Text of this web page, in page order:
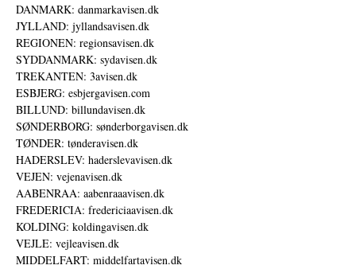
DANMARK: danmarkavisen.dk
JYLLAND: jyllandsavisen.dk
REGIONEN: regionsavisen.dk
SYDDANMARK: sydavisen.dk
TREKANTEN: 3avisen.dk
ESBJERG: esbjergavisen.com
BILLUND: billundavisen.dk
SØNDERBORG: sønderborgavisen.dk
TØNDER: tønderavisen.dk
HADERSLEV: haderslevavisen.dk
VEJEN: vejenavisen.dk
AABENRAA: aabenraaavisen.dk
FREDERICIA: fredericiaavisen.dk
KOLDING: koldingavisen.dk
VEJLE: vejleavisen.dk
MIDDELFART: middelfartavisen.dk